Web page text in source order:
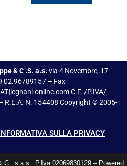
& C .S. a.s. via 4 Novembre, 17 –
02.96789157 – Fax
online.com C.F. /P.IVA/
R.E.A. N. 154408 Copyright © 2005-
SULLA PRIVACY
C . s.a.s.. P.Iva 02069830129 – Powered